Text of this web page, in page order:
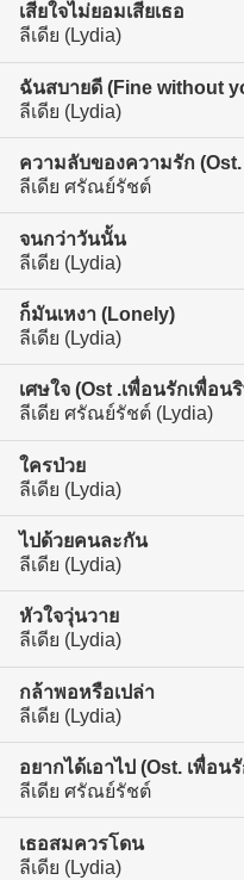
เสียใจไม่ยอมเสียเธอ
ลีเดีย (Lydia)
ฉันสบายดี (Fine without
ลีเดีย (Lydia)
ความลับของความรัก
ลีเดีย ศรัณย์รัชต์
จนกว่าวันนั้น
ลีเดีย (Lydia)
ก็มันเหงา (Lonely)
ลีเดีย (Lydia)
เศษใจ (Ost .เพื่อนรักเพื่อน
ลีเดีย ศรัณย์รัชต์ (Lydia)
ใครป่วย
ลีเดีย (Lydia)
ไปด้วยคนละกัน
ลีเดีย (Lydia)
หัวใจวุ่นวาย
ลีเดีย (Lydia)
กล้าพอหรือเปล่า
ลีเดีย (Lydia)
อยากได้เอาไป (Ost. เพื่อน
ลีเดีย ศรัณย์รัชต์
เธอสมควรโดน
ลีเดีย (Lydia)